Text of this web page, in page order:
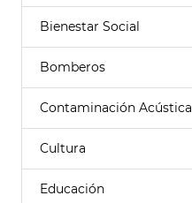
Bienestar Social
Bomberos
Contaminación Acústica
Cultura
Educación